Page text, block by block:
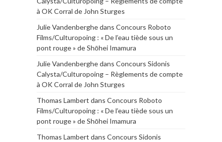
à OK Corral de John Sturges
Julie Vandenberghedans Concours Roboto
Films/Culturopoing : « De l’eau tiède sous un
pont rouge » de Shōhei Imamura
Julie Vandenberghedans Concours Sidonis
Calysta/Culturopoing – Règlements de compte
à OK Corral de John Sturges
Thomas Lambert dans Concours Roboto
Films/Culturopoing : « De l’eau tiède sous un
pont rouge » de Shōhei Imamura
Thomas Lambert dans Concours Sidonis